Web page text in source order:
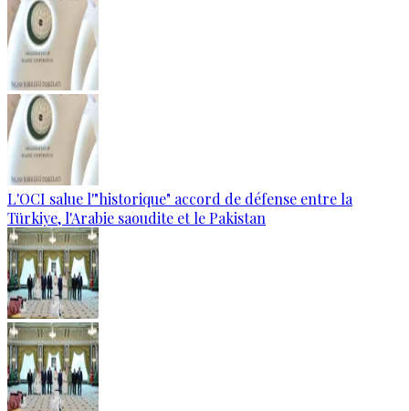
L'OCI salue l'"historique" accord de défense entre la
Türkiye, l'Arabie saoudite et le Pakistan